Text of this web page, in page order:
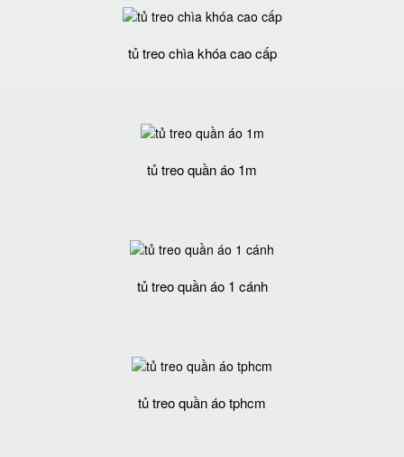
tủ treo chìa khóa cao cấp
tủ treo quần áo 1m
tủ treo quần áo 1 cánh
tủ treo quần áo tphcm